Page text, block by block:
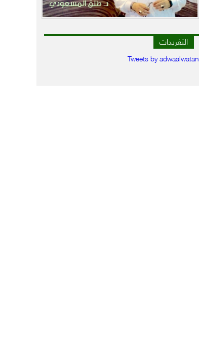
التغريدات
Tweets by adwaalwatan